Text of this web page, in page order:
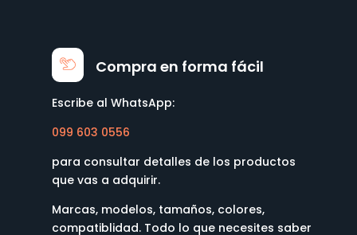
Compra en forma fácil
Escribe al WhatsApp:
099 603 0556
para consultar detalles de los productos
que vas a adquirir.
Marcas, modelos, tamaños, colores,
compatiblidad. Todo lo que necesites saber